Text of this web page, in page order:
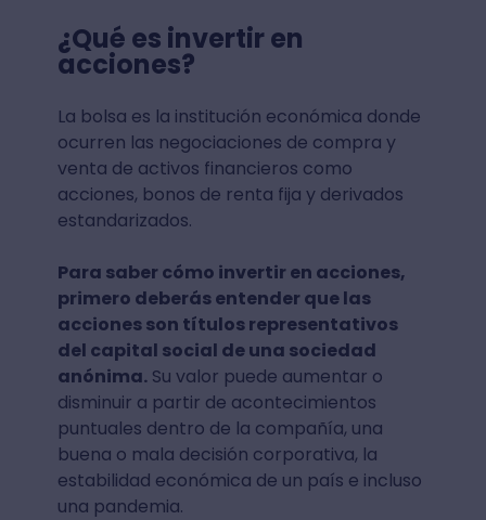
¿Qué es invertir en
acciones?
La bolsa es la institución económica donde
ocurren las negociaciones de compra y
venta de activos financieros como
acciones, bonos de renta fija y derivados
estandarizados.
Para saber cómo invertir en acciones,
primero deberás entender que las
acciones son títulos representativos
del capital social de una sociedad
anónima.Su valor puede aumentar o
disminuir a partir de acontecimientos
puntuales dentro de la compañía, una
buena o mala decisión corporativa, la
estabilidad económica de un país e incluso
una pandemia.